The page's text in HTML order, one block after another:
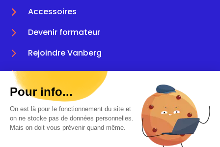
Pour info...
On est là pour le fonctionnement du site et
on ne stocke pas de données personnelles.
Mais on doit vous prévenir quand même.
Catalogue
5 Accessoires
5 Devenir formateur
5 Rejoindre Vanberg
5 FAQ
5 CGU & mentions légales
5 Plan du site